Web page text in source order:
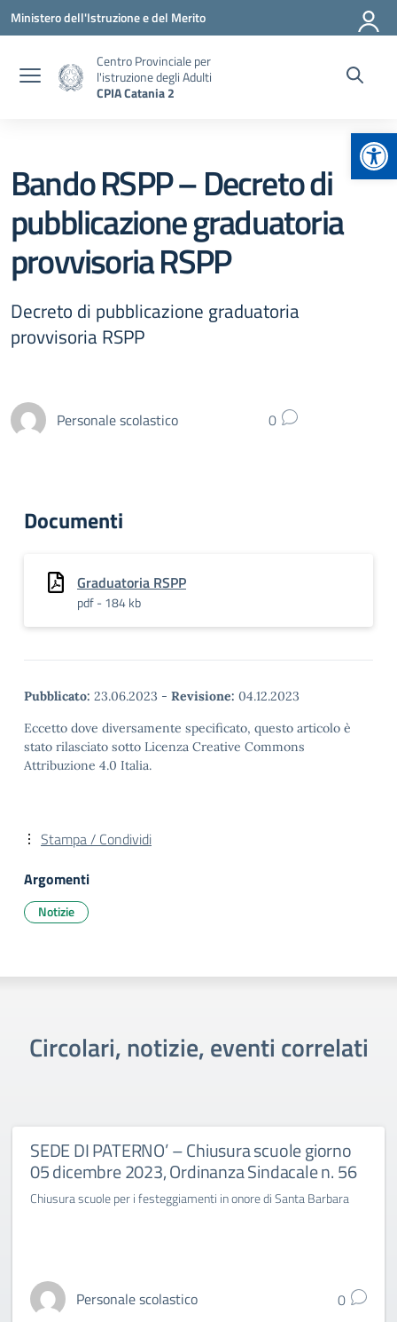
Vai ai contenuti
Vai al menu di navigazione
Vai al footer
Ministero dell'Istruzione e del Merito
Centro Provinciale per
l'istruzione degli Adulti
CPIA Catania 2
Bando RSPP – Decreto di
pubblicazione graduatoria
provvisoria RSPP
Decreto di pubblicazione graduatoria
provvisoria RSPP
Personale scolastico 0
Documenti
Graduatoria RSPP
pdf - 184 kb
Pubblicato: 23.06.2023 - Revisione: 04.12.2023
Eccetto dove diversamente specificato, questo articolo è
stato rilasciato sotto Licenza Creative Commons
Attribuzione 4.0 Italia.
Stampa / Condividi
Argomenti
Notizie
Circolari, notizie, eventi correlati
SEDE DI PATERNO’ – Chiusura scuole giorno
05 dicembre 2023, Ordinanza Sindacale n. 56
Chiusura scuole per i festeggiamenti in onore di Santa Barbara
Personale scolastico 0